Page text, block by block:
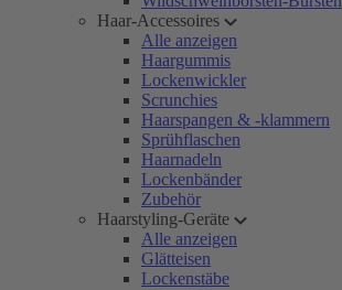
Haar-Accessoires
Alle anzeigen
Haargummis
Lockenwickler
Scrunchies
Haarspangen & -klammern
Sprühflaschen
Haarnadeln
Lockenbänder
Zubehör
Haarstyling-Geräte
Alle anzeigen
Glätteisen
Lockenstäbe